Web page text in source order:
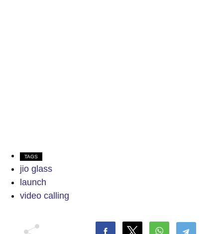
TAGS
jio glass
launch
video calling